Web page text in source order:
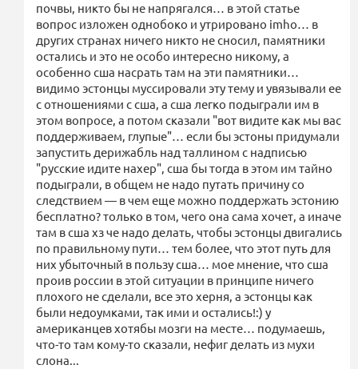
почвы, никто бы не напрягался… в этой статье
вопрос изложен однобоко и утрировано imho… в
других странах ничего никто не сносил, памятники
остались и это не особо интересно никому, а
особенно сша насрать там на эти памятники…
видимо эстонцы муссировали эту тему и увязывали ее
с отношениями с сша, а сша легко подыграли им в
этом вопросе, а потом сказали "вот видите как мы вас
поддерживаем, глупые"… если бы эстоны придумали
запустить дерижабль над таллином с надписью
"русские идите нахер", сша бы тогда в этом им тайно
подыграли, в общем не надо путать причину со
следствием — в чем еще можно поддержать эстонию
бесплатно? только в том, чего она сама хочет, а иначе
там в сша хз че надо делать, чтобы эстонцы двигались
по правильному пути… тем более, что этот путь для
них убыточный в пользу сша… мое мнение, что сша
проив россии в этой ситуации в принципе ничего
плохого не сделали, все это херня, а эстонцы как
были недоумками, так ими и остались!:) у
американцев хотябы мозги на месте… подумаешь,
что-то там кому-то сказали, нефиг делать из мухи
слона...